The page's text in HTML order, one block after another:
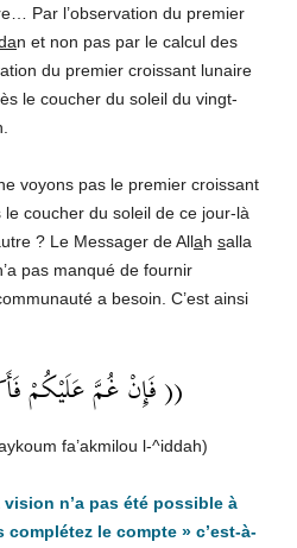
Par l’observation du premier
n et non pas par le calcul des
du premier croissant lunaire
le coucher du soleil du vingt-
voyons pas le premier croissant
le coucher du soleil de ce jour-là
? Le Messager de Allah salla
pas manqué de fournir
a besoin. C’est ainsi
(( فَإِنْ غُمَّ عَلَيْكُمْ
fa’akmilou l-^iddah)
vision n’a pas été possible à
complétez le compte» c’est-à-